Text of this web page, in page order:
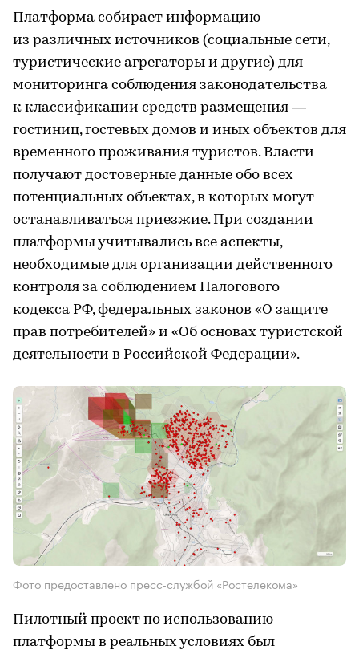
Платформа собирает информацию
из различных источников (социальные сети,
туристические агрегаторы и другие) для
мониторинга соблюдения законодательства
к классификации средств размещения —
гостиниц, гостевых домов и иных объектов для
временного проживания туристов. Власти
получают достоверные данные обо всех
потенциальных объектах, в которых могут
останавливаться приезжие. При создании
платформы учитывались все аспекты,
необходимые для организации действенного
контроля за соблюдением Налогового
кодекса РФ, федеральных законов «О защите
прав потребителей» и «Об основах туристской
деятельности в Российской Федерации».
Фото предоставлено пресс-службой «Ростелекома»
Пилотный проект по использованию
платформы в реальных условиях был